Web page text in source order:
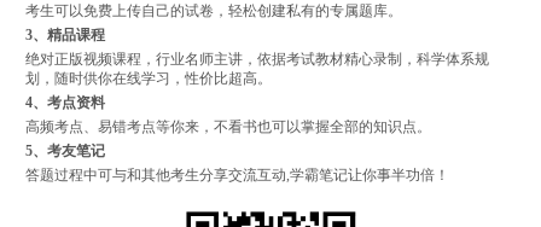
考生可以免费上传自己的试卷，轻松创建私有的专属题库。
3、精品课程
绝对正版视频课程，行业名师主讲，依据考试教材精心录制，科学体系规
划，随时供你在线学习，性价比超高。
4、考点资料
高频考点、易错考点等你来，不看书也可以掌握全部的知识点。
5、考友笔记
答题过程中可与和其他考生分享交流互动,学霸笔记让你事半功倍！